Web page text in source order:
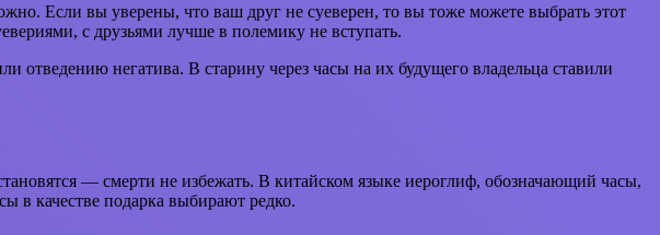
Если вы уверены, что ваш друг не суеверен, то вы тоже можете выбрать этот
с друзьями лучше в полемику не вступать.
отведению негатива. В старину через часы на их будущего владельца ставили
— смерти не избежать. В китайском языке иероглиф, обозначающий часы,
в качестве подарка выбирают редко.